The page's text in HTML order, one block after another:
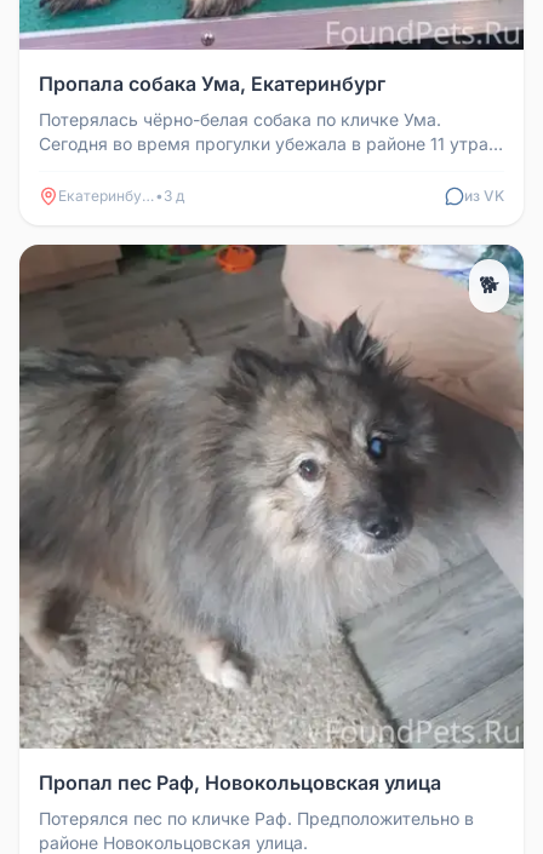
Пропала собака Ума, Екатеринбург
Потерялась чёрно-белая собака по кличке Ума.
Сегодня во время прогулки убежала в районе 11 утра
Екатеринбург • 3 д из VK
🐕
Пропал пес Раф, Новокольцовская улица
Потерялся пес по кличке Раф. Предположительно в
районе Новокольцовская улица.